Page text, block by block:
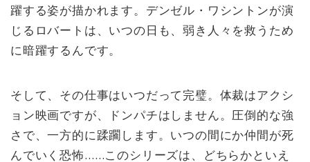
躍する姿が描かれます。デンゼル・ワシントンが演
じるロバートは、いつの日も、弱き人々を救うため
に暗躍するんです。
そして、その仕事はいつだって完璧。体裁はアクシ
ョン映画ですが、ドンパチはしません。圧倒的な強
さで、一方的に蹂躙します。いつの間にか仲間が死
んでいく恐怖……このシリーズは、どちらかといえ